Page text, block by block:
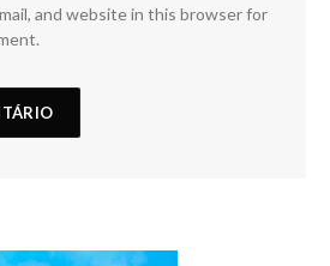
and website in this browser for